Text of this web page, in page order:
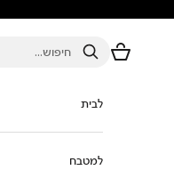
חיפוש
סל הקניות
לבית
למטבח